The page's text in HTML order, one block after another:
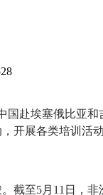
国赴埃塞俄比亚
开展各类培训活动
截至5月11日，